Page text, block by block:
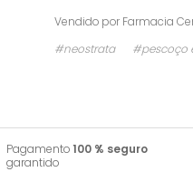
Vendido por Farmacia
#neostrata
#pescoço
Pagamento100 % seguro
garantido